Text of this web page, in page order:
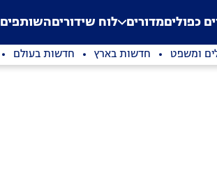
Application error: a
. כפוליםמדורים לוח שידוריםהשותפים
ומשפט חדשות בארץ חדשות בעולם